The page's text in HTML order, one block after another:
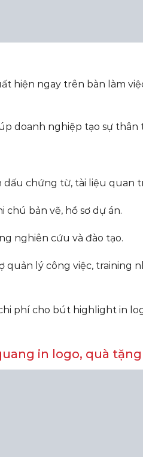
hiện ngay trên bàn làm
doanh nghiệp tạo sự thân
dấu chứng từ, tài liệu quan
chú bản vẽ, hồ sơ dự án.
nghiên cứu và đào tạo.
quản lý công việc, training
phí cho bút highlight in
in logo, quà